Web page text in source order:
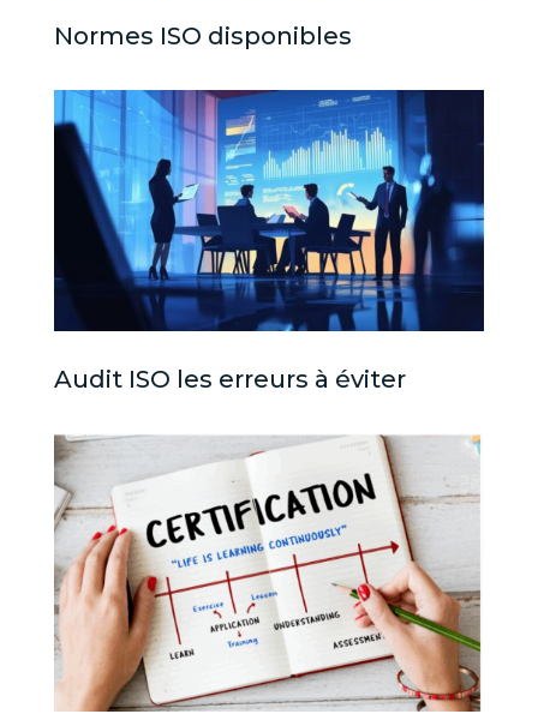
Normes ISO disponibles
Audit ISO les erreurs à éviter